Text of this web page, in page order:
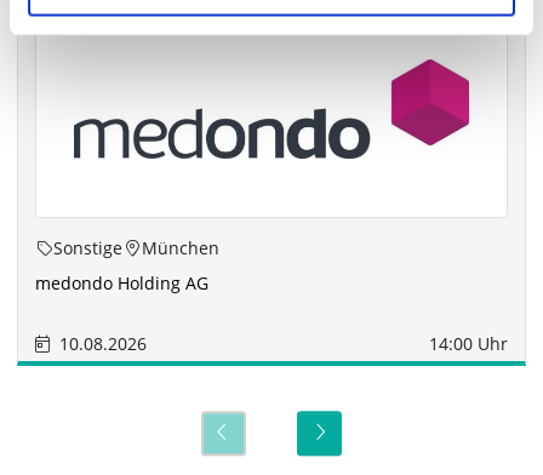
Sonstige
München
medondo Holding AG
10.08.2026 14:00 Uhr